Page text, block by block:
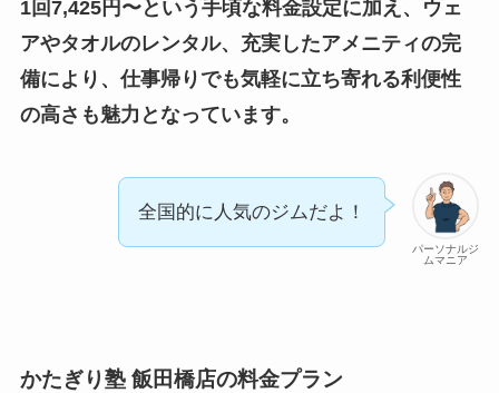
1回7,425円〜という手頃な料金設定に加え、ウェ
アやタオルのレンタル、充実したアメニティの完
備により、仕事帰りでも気軽に立ち寄れる利便性
の高さも魅力となっています。
パーソナルジ
ムマニア
全国的に人気のジムだよ！
かたぎり塾 飯田橋店の料金プラン